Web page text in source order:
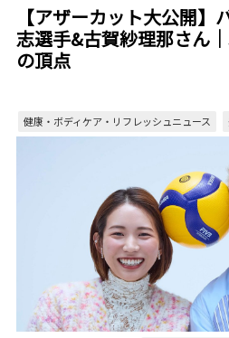
【アザーカット大公開】
志選手&古賀紗理那さん
の頂点
健康・ボディケア・リフレッシュニュース